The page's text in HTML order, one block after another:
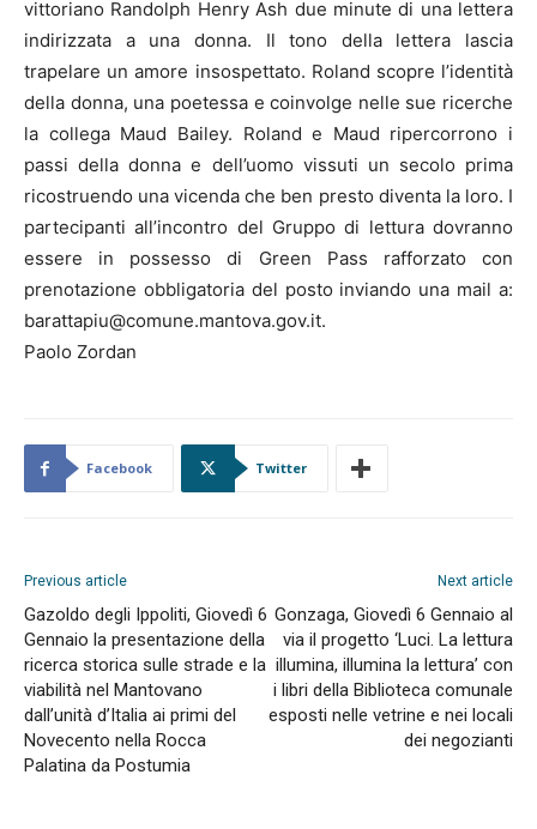
vittoriano Randolph Henry Ash due minute di una lettera
indirizzata a una donna. Il tono della lettera lascia
trapelare un amore insospettato. Roland scopre l’identità
della donna, una poetessa e coinvolge nelle sue ricerche
la collega Maud Bailey. Roland e Maud ripercorrono i
passi della donna e dell’uomo vissuti un secolo prima
ricostruendo una vicenda che ben presto diventa la loro. I
partecipanti all’incontro del Gruppo di lettura dovranno
essere in possesso di Green Pass rafforzato con
prenotazione obbligatoria del posto inviando una mail a:
barattapiu@comune.mantova.gov.it.
Paolo Zordan
Facebook Twitter
Previous article
Gazoldo degli Ippoliti, Giovedì 6
Gennaio la presentazione della
ricerca storica sulle strade e la
viabilità nel Mantovano
dall’unità d’Italia ai primi del
Novecento nella Rocca
Palatina da Postumia
Next article
Gonzaga, Giovedì 6 Gennaio al
via il progetto ‘Luci. La lettura
illumina, illumina la lettura’ con
i libri della Biblioteca comunale
esposti nelle vetrine e nei locali
dei negozianti